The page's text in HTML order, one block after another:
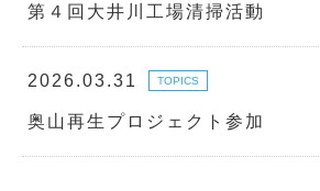
第４回大井川工場清掃活動
2026.03.31 TOPICS
奥山再生プロジェクト参加